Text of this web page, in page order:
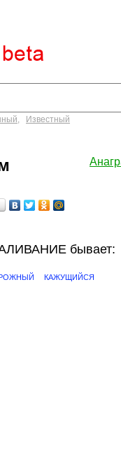
, Известный
бывает:
КАЖУЩИЙСЯ